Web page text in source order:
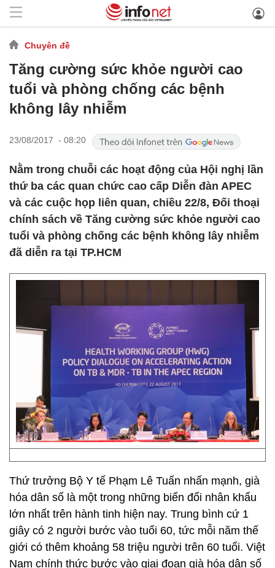
Chuyên đề
Tăng cường sức khỏe người cao
tuổi và phòng chống các bệnh
không lây nhiễm
23/08/2017 - 08:20
Nằm trong chuỗi các hoạt động của Hội nghị lần
thứ ba các quan chức cao cấp Diễn đàn APEC
và các cuộc họp liên quan, chiều 22/8, Đối thoại
chính sách về Tăng cường sức khỏe người cao
tuổi và phòng chống các bệnh không lây nhiễm
đã diễn ra tại TP.HCM
Thứ trưởng Bộ Y tế Phạm Lê Tuấn nhấn mạnh, già
hóa dân số là một trong những biến đổi nhân khẩu
lớn nhất trên hành tinh hiện nay. Trung bình cứ 1
giây có 2 người bước vào tuổi 60, tức mỗi năm thế
giới có thêm khoảng 58 triệu người trên 60 tuổi. Việt
Nam chính thức bước vào giai đoạn già hóa dân số